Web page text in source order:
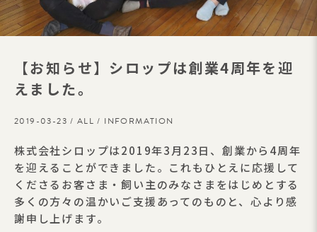
【お知らせ】シロップは創業4周年を迎
えました。
2019-03-23 / ALL / INFORMATION
株式会社シロップは2019年3月23日、創業から4周年
を迎えることができました。これもひとえに応援して
くださるお客さま・飼い主のみなさまをはじめとする
多くの方々の温かいご支援あってのものと、心より感
謝申し上げます。